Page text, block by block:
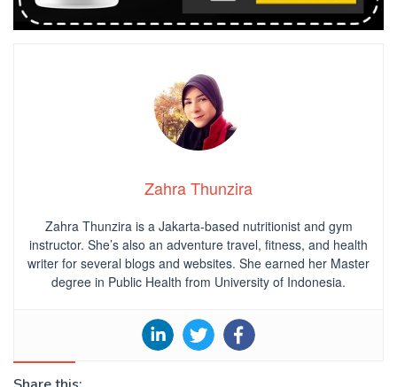
Zahra Thunzira
Zahra Thunzira is a Jakarta-based nutritionist and gym
instructor. She’s also an adventure travel, fitness, and health
writer for several blogs and websites. She earned her Master
degree in Public Health from University of Indonesia.